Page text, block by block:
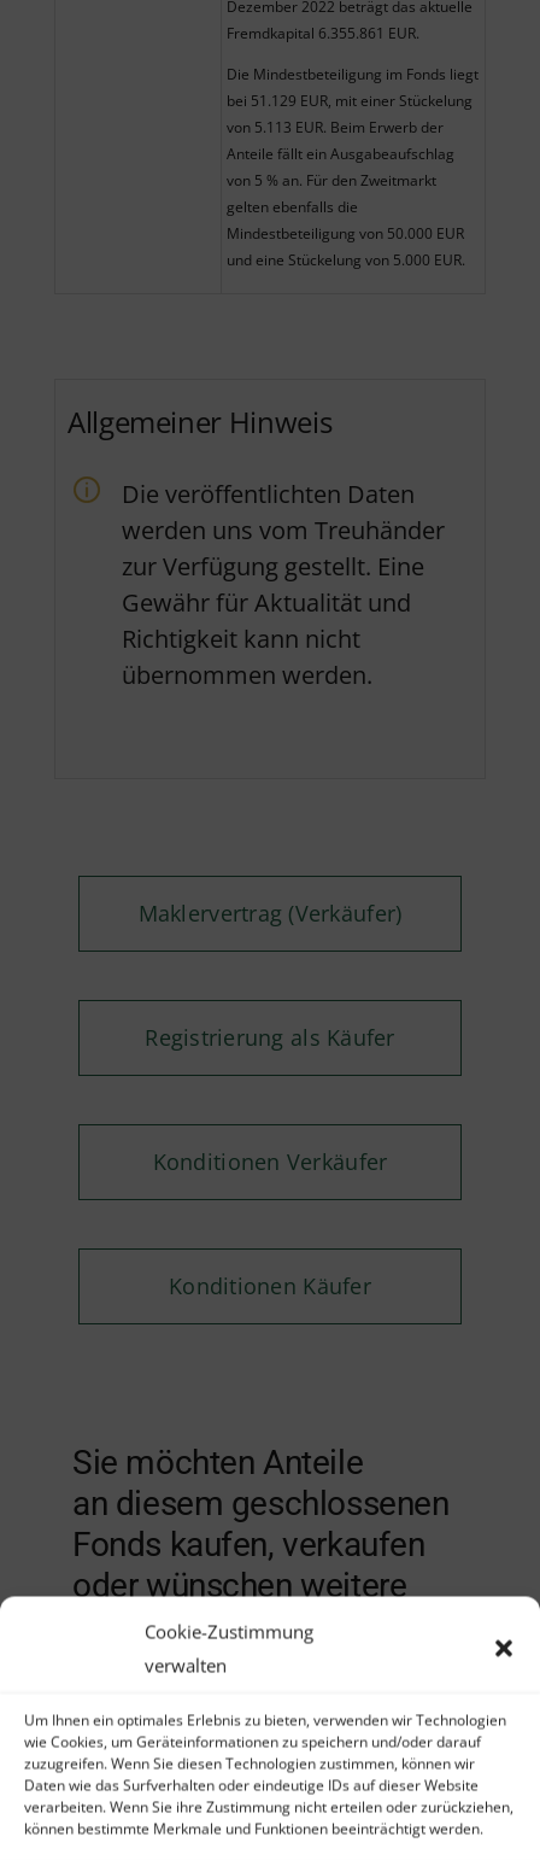
Cookie-Zustimmung
verwalten
Um Ihnen ein optimales Erlebnis zu bieten, verwenden wir Technologien
wie Cookies, um Geräteinformationen zu speichern und/oder darauf
zuzugreifen. Wenn Sie diesen Technologien zustimmen, können wir
Daten wie das Surfverhalten oder eindeutige IDs auf dieser Website
verarbeiten. Wenn Sie ihre Zustimmung nicht erteilen oder zurückziehen,
können bestimmte Merkmale und Funktionen beeinträchtigt werden.
Dezember 2022 beträgt das aktuelle
Fremdkapital 6.355.861 EUR.
Die Mindestbeteiligung im Fonds liegt
bei 51.129 EUR, mit einer Stückelung
von 5.113 EUR. Beim Erwerb der
Anteile fällt ein Ausgabeaufschlag
von 5 % an. Für den Zweitmarkt
gelten ebenfalls die
Mindestbeteiligung von 50.000 EUR
und eine Stückelung von 5.000 EUR.
Allgemeiner Hinweis
Die veröffentlichten Daten
werden uns vom Treuhänder
zur Verfügung gestellt. Eine
Gewähr für Aktualität und
Richtigkeit kann nicht
übernommen werden.
Maklervertrag (Verkäufer)
Registrierung als Käufer
Konditionen Verkäufer
Konditionen Käufer
Sie möchten Anteile
an diesem geschlossenen
Fonds kaufen, verkaufen
oder wünschen weitere
Infos?
Kontaktformular
Nutzen Sie gern unser
Kontaktformular – wir melden uns